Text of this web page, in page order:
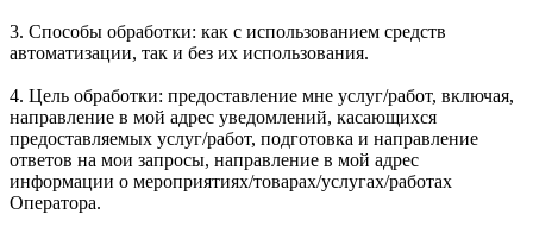
3. Способы обработки: как с использованием средств
автоматизации, так и без их использования.
4. Цель обработки: предоставление мне услуг/работ, включая,
направление в мой адрес уведомлений, касающихся
предоставляемых услуг/работ, подготовка и направление
ответов на мои запросы, направление в мой адрес
информации о мероприятиях/товарах/услугах/работах
Оператора.